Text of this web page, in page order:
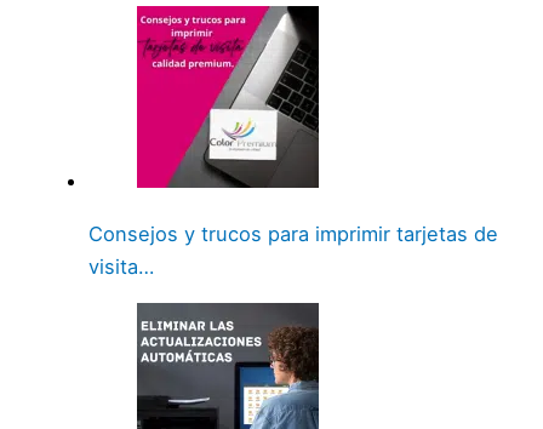
Consejos y trucos para imprimir tarjetas de
visita…